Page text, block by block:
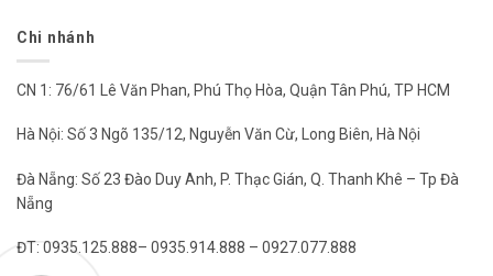
Chi nhánh
CN 1: 76/61 Lê Văn Phan, Phú Thọ Hòa, Quận Tân Phú, TP HCM
Hà Nội: Số 3 Ngõ 135/12, Nguyễn Văn Cừ, Long Biên, Hà Nội
Đà Nẵng: Số 23 Đào Duy Anh, P. Thạc Gián, Q. Thanh Khê – Tp Đà
Nẵng
ĐT: 0935.125.888– 0935.914.888 – 0927.077.888